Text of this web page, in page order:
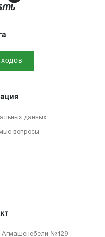
данных
вопросы
Агмашенебели №129